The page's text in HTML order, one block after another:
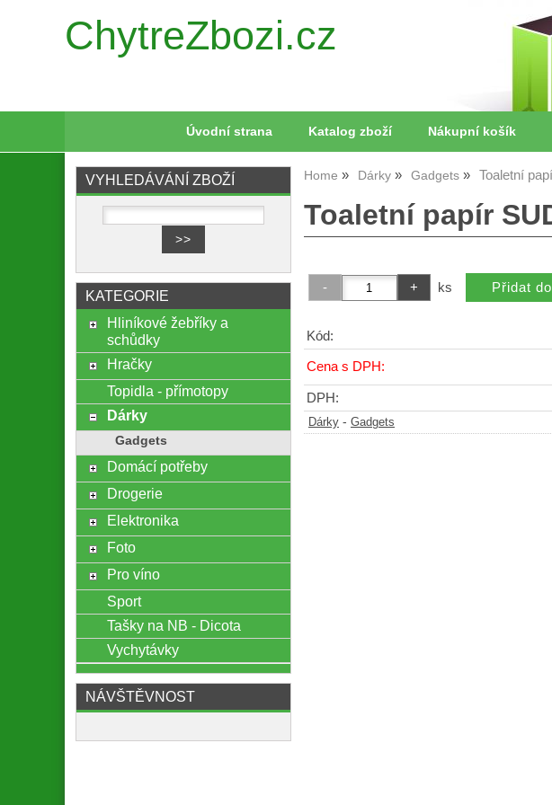
ChytreZbozi.cz
Úvodní strana Katalog zboží Nákupní košík
Home Dárky Gadgets Toaletní
Toaletní papír
ks
Kód:
Cena s DPH:
DPH:
Dárky - Gadgets
VYHLEDÁVÁNÍ ZBOŽÍ
KATEGORIE
Hliníkové žebříky a
schůdky
Hračky
Topidla - přímotopy
Dárky
Gadgets
Domácí potřeby
Drogerie
Elektronika
Foto
Pro víno
Sport
Tašky na NB - Dicota
Vychytávky
NÁVŠTĚVNOST